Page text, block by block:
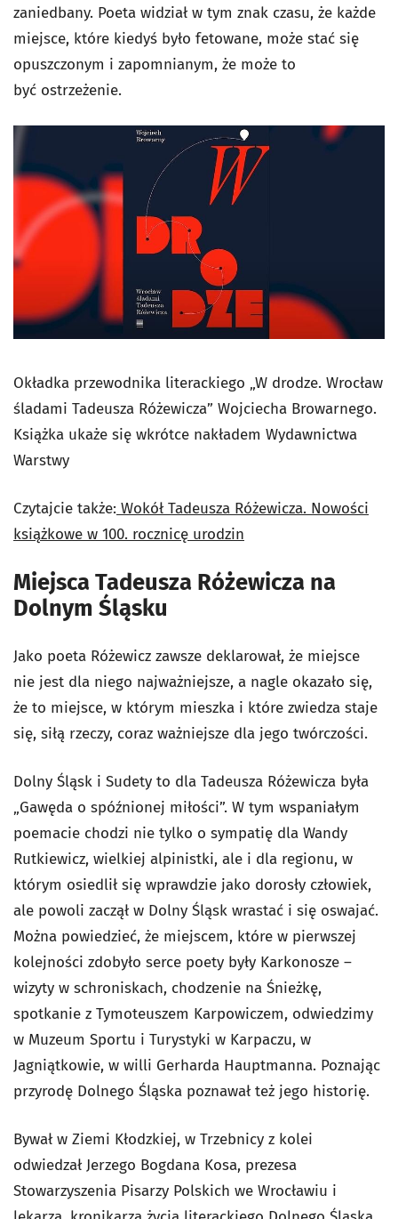
zaniedbany. Poeta widział w tym znak czasu, że każde
miejsce, które kiedyś było fetowane, może stać się
opuszczonym i zapomnianym, że może to
być ostrzeżenie.
Okładka przewodnika literackiego „W drodze. Wrocław
śladami Tadeusza Różewicza” Wojciecha Browarnego.
Książka ukaże się wkrótce nakładem Wydawnictwa
Warstwy
Czytajcie także: Wokół Tadeusza Różewicza. Nowości
książkowe w 100. rocznicę urodzin
Miejsca Tadeusza Różewicza na
Dolnym Śląsku
Jako poeta Różewicz zawsze deklarował, że miejsce
nie jest dla niego najważniejsze, a nagle okazało się,
że to miejsce, w którym mieszka i które zwiedza staje
się, siłą rzeczy, coraz ważniejsze dla jego twórczości.
Dolny Śląsk i Sudety to dla Tadeusza Różewicza była
„Gawęda o spóźnionej miłości”. W tym wspaniałym
poemacie chodzi nie tylko o sympatię dla Wandy
Rutkiewicz, wielkiej alpinistki, ale i dla regionu, w
którym osiedlił się wprawdzie jako dorosły człowiek,
ale powoli zaczął w Dolny Śląsk wrastać i się oswajać.
Można powiedzieć, że miejscem, które w pierwszej
kolejności zdobyło serce poety były Karkonosze –
wizyty w schroniskach, chodzenie na Śnieżkę,
spotkanie z Tymoteuszem Karpowiczem, odwiedzimy
w Muzeum Sportu i Turystyki w Karpaczu, w
Jagniątkowie, w willi Gerharda Hauptmanna. Poznając
przyrodę Dolnego Śląska poznawał też jego historię.
Bywał w Ziemi Kłodzkiej, w Trzebnicy z kolei
odwiedzał Jerzego Bogdana Kosa, prezesa
Stowarzyszenia Pisarzy Polskich we Wrocławiu i